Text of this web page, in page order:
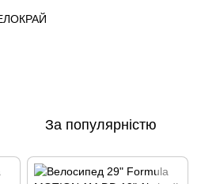
За популярністю